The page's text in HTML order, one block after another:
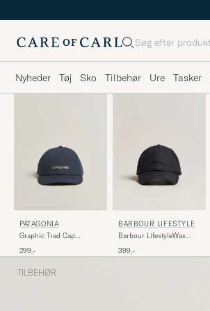
Søg
Nyheder Tøj Sko Tilbehør Ure Tasker
PATAGONIA
Graphic Trad Cap
299,-
BARBOUR LIFESTYLE
Barbour LifestyleWax
399,-
TILBEHØR